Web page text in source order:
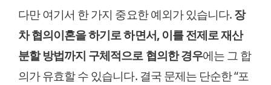
다만 여기서 한 가지 중요한 예외가 있습니다.장
차 협의이혼을 하기로 하면서, 이를 전제로 재산
분할 방법까지 구체적으로 협의한 경우에는 그 합
의가 유효할 수 있습니다. 결국 문제는 단순한 “포